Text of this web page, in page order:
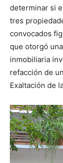
determinar si
tres
convocados
que otorgó
inmobiliaria
refacción de
Exaltación de